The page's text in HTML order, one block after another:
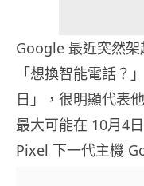
Google 最近突然
「想換智能電話？
日」，很明顯代表
最大可能在 10月4
Pixel 下一代主機